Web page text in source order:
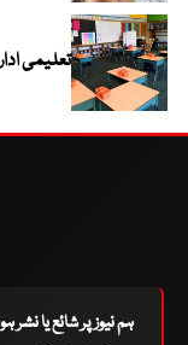
تعلیمی ادارے 24 اگست تک بند رہیں
ہم نیوز پر شائع یا نشر